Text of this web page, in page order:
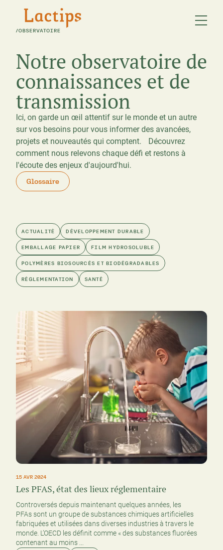
/OBSERVATOIRE
Notre observatoire de
connaissances et de
transmission
Ici, on garde un œil attentif sur le monde et un autre
sur vos besoins pour vous informer des avancées,
projets et nouveautés qui comptent. Découvrez
comment nous relevons chaque défi et restons à
l'écoute des enjeux d'aujourd'hui.
Glossaire
ACTUALITÉ DÉVELOPPEMENT DURABLE
EMBALLAGE PAPIER FILM HYDROSOLUBLE
POLYMÈRES BIOSOURCÉS ET BIODÉGRADABLES
RÉGLEMENTATION SANTÉ
15 AVR 2024
Les PFAS, état des lieux réglementaire
Controversés depuis maintenant quelques années, les
PFAs sont un groupe de substances chimiques artificielles
fabriquées et utilisées dans diverses industries à travers le
monde. L’OECD les définit comme « des substances fluorées
contenant au moins ...